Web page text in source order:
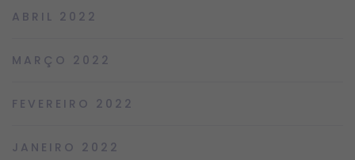
ABRIL 2022
MARÇO 2022
FEVEREIRO 2022
JANEIRO 2022